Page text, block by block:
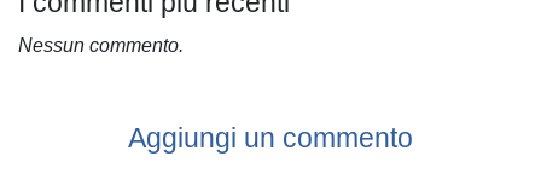
Nessun commento.
Aggiungi un commento